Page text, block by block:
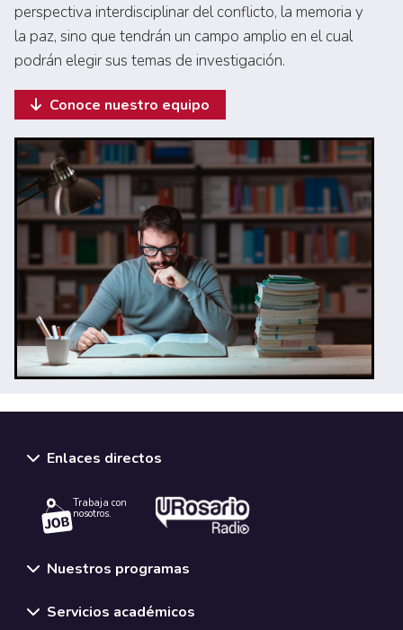
perspectiva interdisciplinar del conflicto, la memoria y
la paz, sino que tendrán un campo amplio en el cual
podrán elegir sus temas de investigación.
Conoce nuestro equipo
Enlaces directos
Trabaja con
nosotros.
Nuestros programas
Servicios académicos